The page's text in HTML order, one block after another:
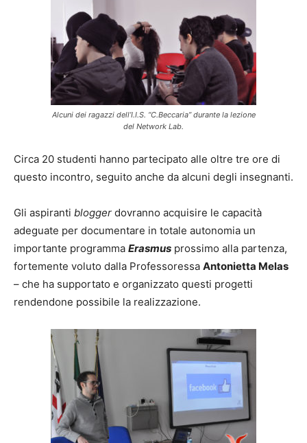
Alcuni dei ragazzi dell’I.I.S. “C.Beccaria” durante la lezione
del Network Lab.
Circa 20 studenti hanno partecipato alle oltre tre ore di
questo incontro, seguito anche da alcuni degli insegnanti.
Gli aspiranti blogger dovranno acquisire le capacità
adeguate per documentare in totale autonomia un
importante programma Erasmus prossimo alla partenza,
fortemente voluto dalla Professoressa Antonietta Melas
– che ha supportato e organizzato questi progetti
rendendone possibile la realizzazione.